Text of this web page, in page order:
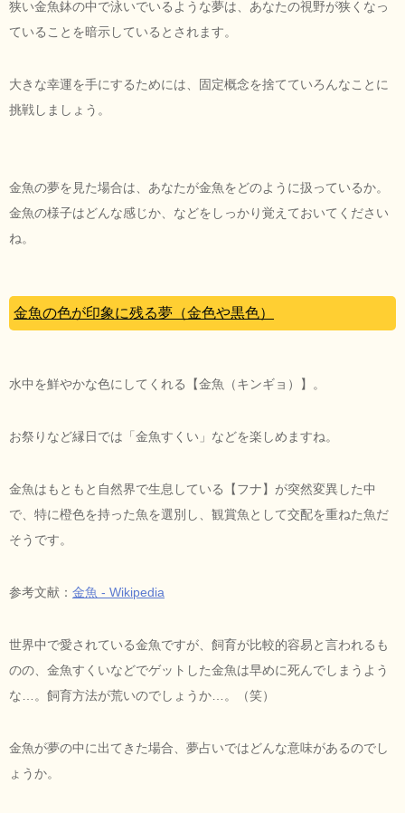
狭い金魚鉢の中で泳いでいるような夢は、あなたの視野が狭くなっ
ていることを暗示しているとされます。
大きな幸運を手にするためには、固定概念を捨てていろんなことに
挑戦しましょう。
金魚の夢を見た場合は、あなたが金魚をどのように扱っているか。
金魚の様子はどんな感じか、などをしっかり覚えておいてください
ね。
金魚の色が印象に残る夢（金色や黒色）
水中を鮮やかな色にしてくれる【金魚（キンギョ）】。
お祭りなど縁日では「金魚すくい」などを楽しめますね。
金魚はもともと自然界で生息している【フナ】が突然変異した中
で、特に橙色を持った魚を選別し、観賞魚として交配を重ねた魚だ
そうです。
参考文献： 金魚 - Wikipedia
世界中で愛されている金魚ですが、飼育が比較的容易と言われるも
のの、金魚すくいなどでゲットした金魚は早めに死んでしまうよう
な…。飼育方法が荒いのでしょうか…。（笑）
金魚が夢の中に出てきた場合、夢占いではどんな意味があるのでし
ょうか。